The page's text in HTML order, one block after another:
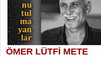
ÖMER LÜTFİ METE